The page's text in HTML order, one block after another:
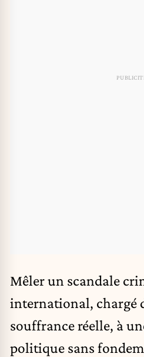
Mêler un scandale
international, chargé
souffrance réelle, à
politique sans